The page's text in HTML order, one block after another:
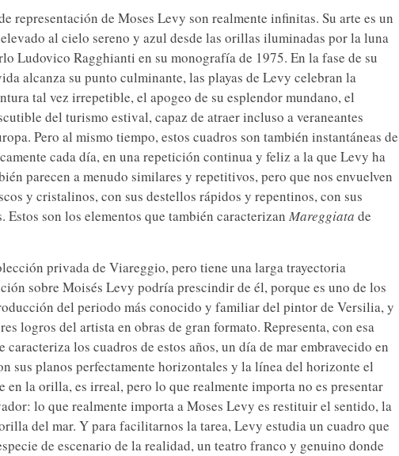
representación de Moses Levy son realmente infinitas. Su arte es un
al cielo sereno y azul desde las orillas iluminadas por la luna
Ludovico Ragghianti en su monografía de 1975. En la fase de su
alcanza su punto culminante, las playas de Levy celebran la
tal vez irrepetible, el apogeo de su esplendor mundano, el
del turismo estival, capaz de atraer incluso a veraneantes
Pero al mismo tiempo, estos cuadros son también instantáneas de
cada día, en una repetición continua y feliz a la que Levy ha
parecen a menudo similares y repetitivos, pero que nos envuelven
y cristalinos, con sus destellos rápidos y repentinos, con sus
son los elementos que también caracterizan Mareggiata de
privada de Viareggio, pero tiene una larga trayectoria
sobre Moisés Levy podría prescindir de él, porque es uno de los
del periodo más conocido y familiar del pintor de Versilia, y
logros del artista en obras de gran formato. Representa, con esa
los cuadros de estos años, un día de mar embravecido en
sus planos perfectamente horizontales y la línea del horizonte el
en la orilla, es irreal, pero lo que realmente importa no es presentar
lo que realmente importa a Moses Levy es restituir el sentido, la
del mar. Y para facilitarnos la tarea, Levy estudia un cuadro que
de escenario de la realidad, un teatro franco y genuino donde